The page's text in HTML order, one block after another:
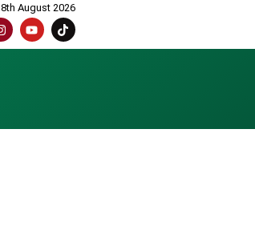
8th August 2026